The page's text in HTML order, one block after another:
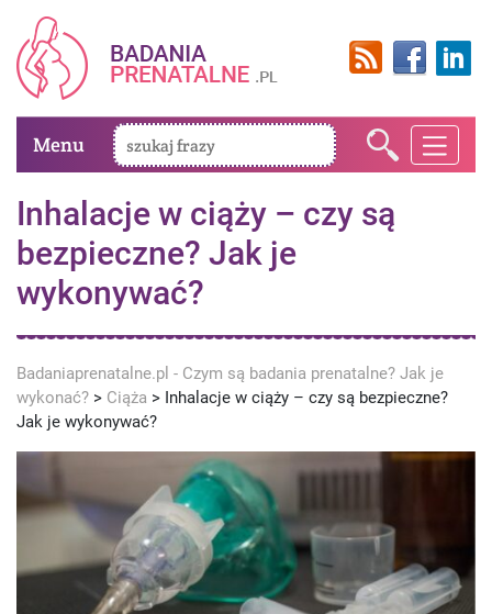
Menu
Inhalacje w ciąży – czy są
bezpieczne? Jak je
wykonywać?
Badaniaprenatalne.pl - Czym są badania prenatalne? Jak je
wykonać? > Ciąża > Inhalacje w ciąży – czy są bezpieczne?
Jak je wykonywać?